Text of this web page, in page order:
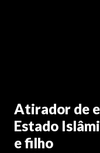
Atirador de
Estado
e filho